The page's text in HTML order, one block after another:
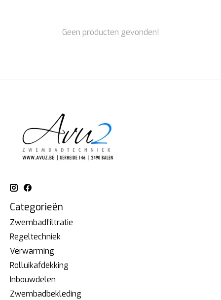
Geen producten gevonden!
Categorieën
Zwembadfiltratie
Regeltechniek
Verwarming
Rolluikafdekking
Inbouwdelen
Zwembadbekleding